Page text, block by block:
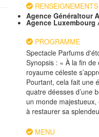
Agence Généraltour
Agence Luxembourg
PROGRAMME
Spectacle Parfums
Synopsis : « À la fin
royaume céleste
Pourtant, cela fait une
quatre déesses d’une
un monde
à restaurer sa
MENU